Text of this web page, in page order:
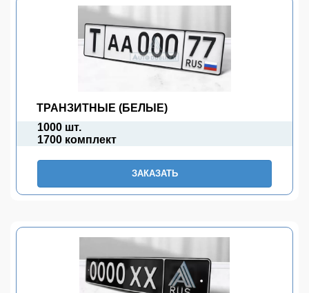
ТРАНЗИТНЫЕ (БЕЛЫЕ)
1000 шт.
1700 комплект
ЗАКАЗАТЬ